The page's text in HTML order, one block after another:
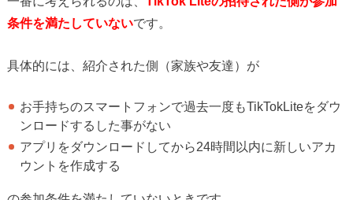
条件を満たしていないです。
具体的には、紹介された側（家族や友達）が
お手持ちのスマートフォンで過去一度もTikTokLiteをダウ
ンロードするした事がない
アプリをダウンロードしてから24時間以内に新しいアカ
ウントを作成する